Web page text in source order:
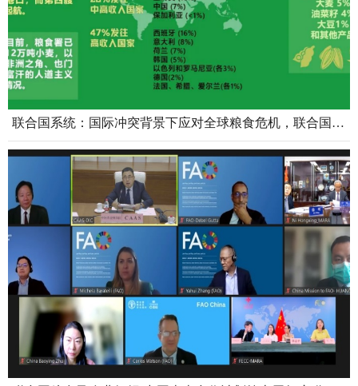
联合国系统：国际冲突背景下应对全球粮食危机，联合国在行动